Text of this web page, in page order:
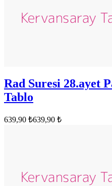
Rad Suresi 28.ayet
Tablo
639,90 ₺639,90 ₺